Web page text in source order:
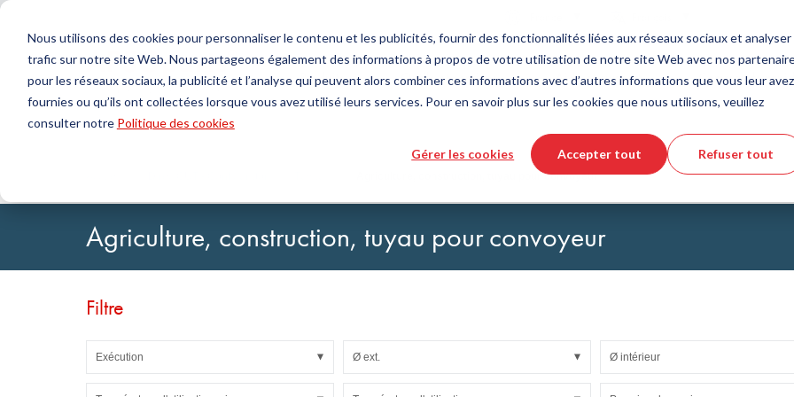
Nous utilisons des cookies pour personnaliser le contenu et les publicités, fournir des fonctionnalités liées aux réseaux sociaux et analyser
trafic sur notre site Web. Nous partageons également des informations à propos de votre utilisation de notre site Web avec nos
pour les réseaux sociaux, la publicité et l’analyse qui peuvent alors combiner ces informations avec d’autres informations que vous leur avez
fournies ou qu’ils ont collectées lorsque vous avez utilisé leurs services. Pour en savoir plus sur les cookies que nous utilisons, veuillez
consulter notre Politique des cookies
Gérer les cookies Accepter tout Refuser tout
Produits
guidage
Profils, cordons ronds et bandes
Joints plats
Technologie des matières plastiques
Feuilles et Tissus de verre
Technologie des fluides
Automatisation/Pneumatique
Outils et services
Configurateur de produits DirectCUT Téléchargement de fichiers CAD
Aide et support
Vidéos tutorielles
Commande rapide
Chercher
Agriculture, construction, tuyau pour convoyeur
Agriculture, construction, tuyau pour convoyeur
Filtre
Exécution Ø ext. Ø intérieur